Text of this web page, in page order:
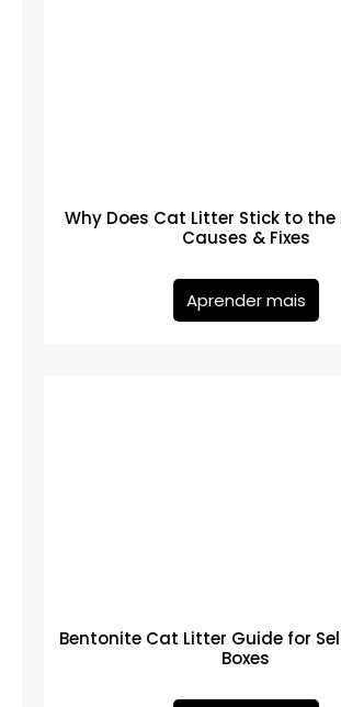
Why Does Cat Litter Stick to the
Causes & Fixes
Aprender mais
Bentonite Cat Litter Guide for
Boxes